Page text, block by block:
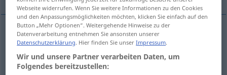
trézen nüchtern (nicht betrunken)
stváren,trézen nüchtern
Webseite widerrufen. Wenn Sie weitere Informationen zu den Cookies
und den Anpassungsmöglichkeiten möchten, klicken Sie einfach auf den
Button „Mehr Optionen“. Weitergehende Hinweise zu der
Datenverarbeitung entnehmen Sie ansonsten unserer
Datenschutzerklärung. Hier finden Sie unserImpressum.
Wir und unsere Partner verarbeiten Daten, um
Folgendes bereitzustellen: